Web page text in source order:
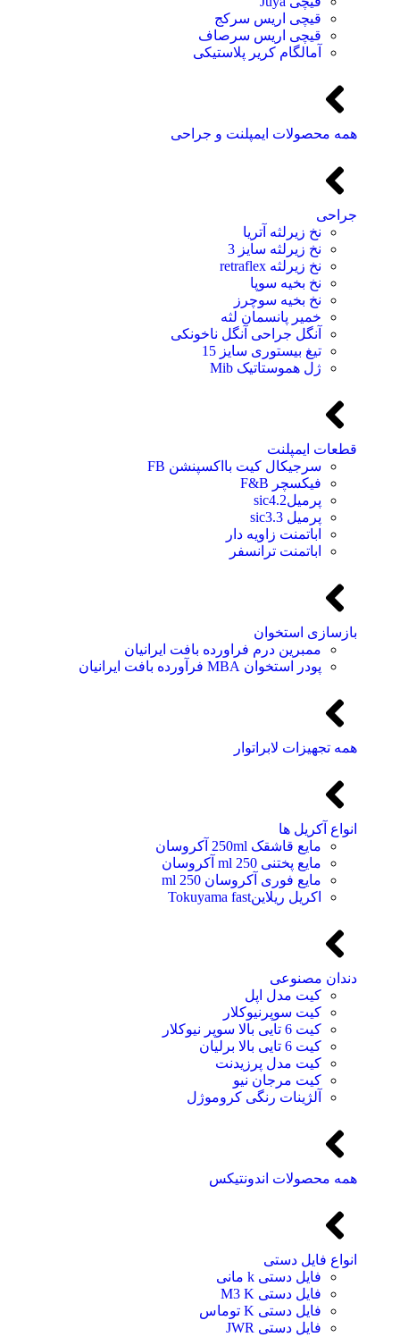
قیچی اریس سرکج
قیچی اریس سرصاف
آمالگام کریر پلاستیکی
همه محصولات ایمپلنت و جراحی
جراحی
نخ زیرلثه آتریا
نخ زیرلثه سایز 3
نخ زیرلثه retraflex
نخ بخیه سوپا
نخ بخیه سوچرز
خمیر پانسمان لثه
آنگل جراحی آنگل ناخونکی
تیغ بیستوری سایز 15
ژل هموستاتیک Mib
قطعات ایمپلنت
سرجیکال کیت بااکسپنشن FB
فیکسچر F&B
پرمیلsic4.2
پرمیل sic3.3
اباتمنت زاویه دار
اباتمنت ترانسفر
بازسازی استخوان
ممبرین درم فراورده بافت ایرانیان
پودر استخوان MBA فرآورده بافت ایرانیان
همه تجهیزات لابراتوار
انواع آکریل ها
مایع قاشقک 250ml آکروسان
مایع پختنی 250 ml آکروسان
مایع فوری آکروسان 250 ml
اکریل ریلاینTokuyama fast
دندان مصنوعی
کیت مدل اپل
کیت سوپرنیوکلار
کیت 6 تایی بالا سوپر نیوکلار
کیت 6 تایی بالا برلیان
کیت مدل پرزیدنت
کیت مرجان نیو
آلژینات رنگی کروموژل
همه محصولات اندونتیکس
انواع فایل دستی
فایل دستی k مانی
فایل دستی M3 K
فایل دستی K توماس
فایل دستی JWR